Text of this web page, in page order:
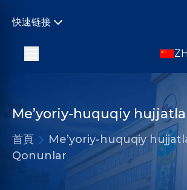
快速链接
Me’yoriy-huquqiy
首頁
Me’yoriy-huquqiy
Qonunlar